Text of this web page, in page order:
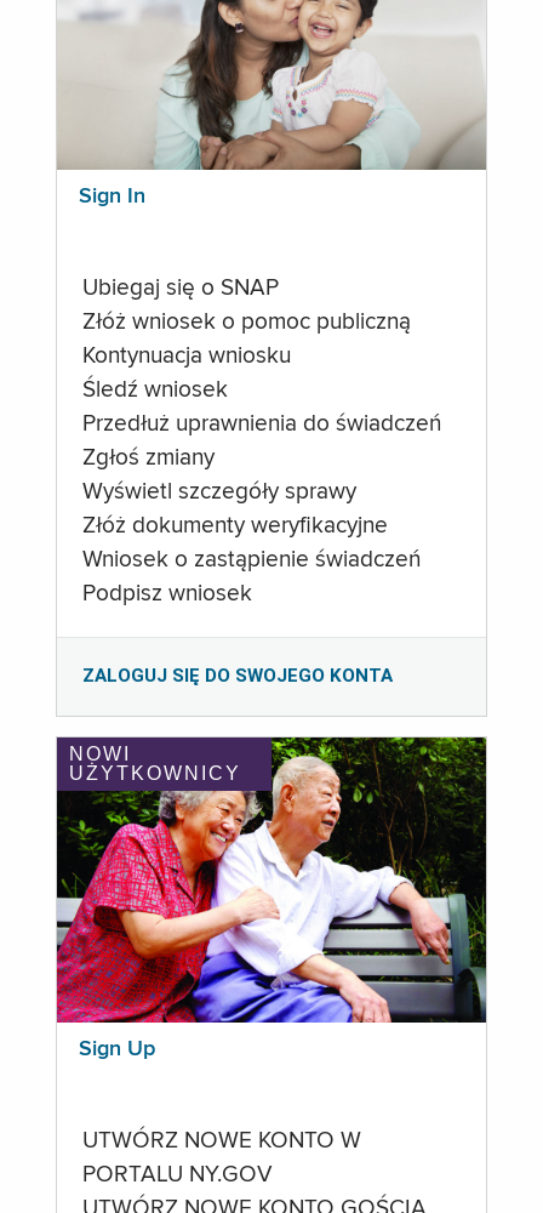
Sign In
Ubiegaj się o SNAP
Złóż wniosek o pomoc publiczną
Kontynuacja wniosku
Śledź wniosek
Przedłuż uprawnienia do świadczeń
Zgłoś zmiany
Wyświetl szczegóły sprawy
Złóż dokumenty weryfikacyjne
Wniosek o zastąpienie świadczeń
Podpisz wniosek
ZALOGUJ SIĘ DO SWOJEGO KONTA
NOWI
UŻYTKOWNICY
Sign Up
UTWÓRZ NOWE KONTO W
PORTALU NY.GOV